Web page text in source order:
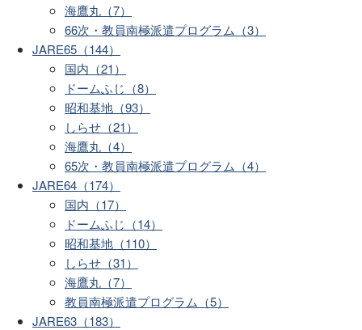
海鷹丸（7）
66次・教員南極派遣プログラム（3）
JARE65（144）
国内（21）
ドームふじ（8）
昭和基地（93）
しらせ（21）
海鷹丸（4）
65次・教員南極派遣プログラム（4）
JARE64（174）
国内（17）
ドームふじ（14）
昭和基地（110）
しらせ（31）
海鷹丸（7）
教員南極派遣プログラム（5）
JARE63（183）